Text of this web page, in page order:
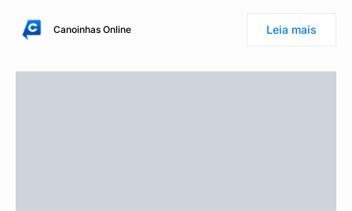
Canoinhas Online Leia mais